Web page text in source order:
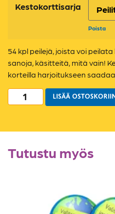
Kestokorttisarja
Poista
54 kpl peilejä, joista voi
sanoja, käsitteitä, mitä vain!
korteilla harjoitukseen
LISÄÄ
Tutustu myös